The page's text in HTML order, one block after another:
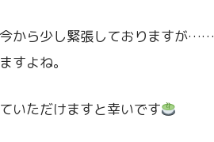
から少し緊張しておりますが……
すよね。
いただけますと幸いです